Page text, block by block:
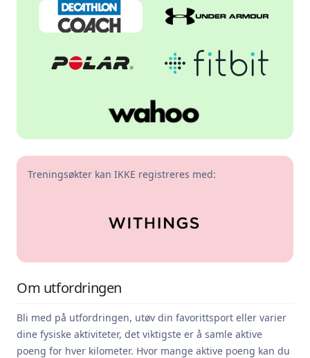
Treningsøkter kan IKKE registreres med:
Om utfordringen
Bli med på utfordringen, utøv din favorittsport eller varier
dine fysiske aktiviteter, det viktigste er å samle aktive
poeng for hver kilometer. Hvor mange aktive poeng kan du